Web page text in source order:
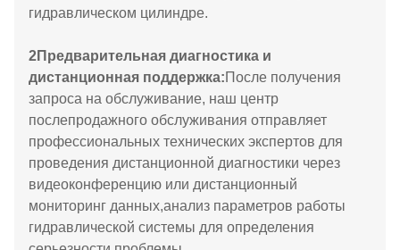
гидравлическом цилиндре.
2Предварительная диагностика и
дистанционная поддержка:После получения
запроса на обслуживание, наш центр
послепродажного обслуживания отправляет
профессиональных технических экспертов для
проведения дистанционной диагностики через
видеоконференцию или дистанционный
мониторинг данных,анализ параметров работы
гидравлической системы для определения